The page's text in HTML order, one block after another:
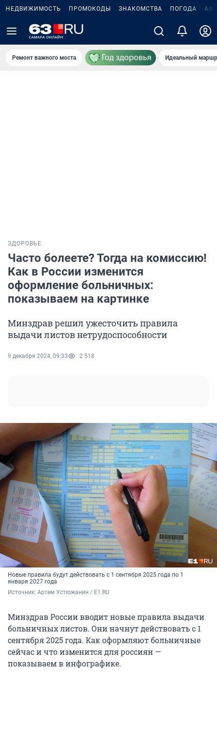
НЕДВИЖИМОСТЬ ПРОМОКОДЫ ЗНАКОМСТВА ПОГОДА
Ремонт важного моста Идеальный
ЗДОРОВЬЕ
Часто болеете? Тогда на комиссию!
Как в России изменится
оформление больничных:
показываем на картинке
Минздрав решил ужесточить правила
выдачи листов нетрудоспособности
9 декабря 2024, 09:33 2 518
Новые правила будут действовать с 1 сентября 2025 года по 1
января 2027 года
Источник: Артем Устюжанин / E1.RU
Минздрав России вводит новые правила выдачи
больничных листов. Они начнут действовать с 1
сентября 2025 года. Как оформляют больничные
сейчас и что изменится для россиян —
показываем в инфографике.